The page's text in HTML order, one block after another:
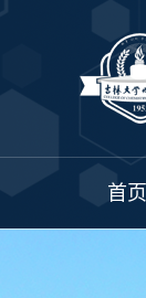
首页